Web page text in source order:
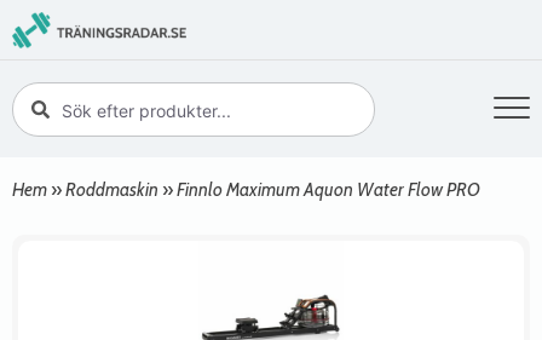
Hem »Roddmaskin »Finnlo Maximum Aquon Water Flow PRO